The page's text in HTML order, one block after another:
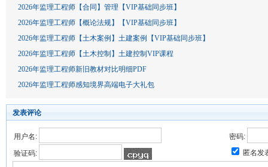
2026年监理工程师【合同】管理【VIP基础同步班】
2026年监理工程师【概论法规】【VIP基础同步班】
2026年监理工程师【土木案例】土建案例【VIP基础同步班】
2026年监理工程师【土木控制】土建控制VIP课程
2026年监理工程师新旧教材对比明细PDF
2026年监理工程师感知境界高端电子大礼包
发表评论
用户名:
密码:
验证码:
匿名发